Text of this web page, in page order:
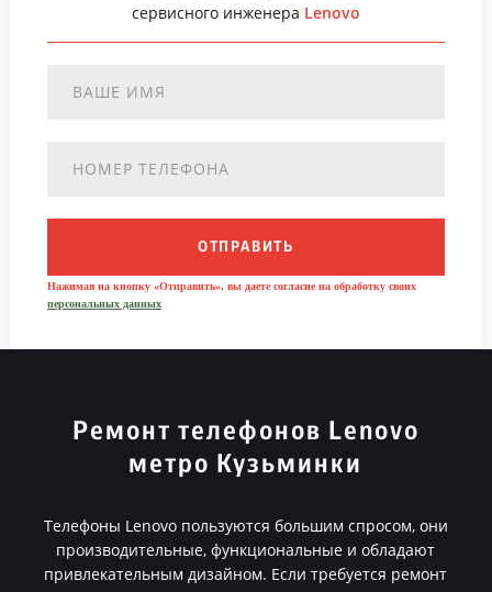
сервисного инженера Lenovo
ОТПРАВИТЬ
Нажимая на кнопку «Отправить», вы даете согласие на обработку своих
персональных данных
Ремонт телефонов Lenovo
метро Кузьминки
Телефоны Lenovo пользуются большим спросом, они
производительные, функциональные и обладают
привлекательным дизайном. Если требуется ремонт